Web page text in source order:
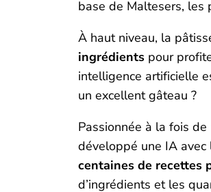
base de Maltesers, les
À haut niveau, la
ingrédients pour
intelligence artificielle
un excellent gâteau ?
Passionnée à la fois
développé une IA avec
centaines de recettes
d’ingrédients et les